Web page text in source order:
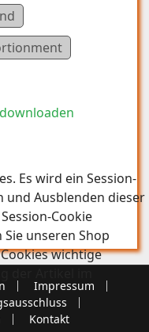
Impressum
Kontakt
Es wird ein Session-
und Ausblenden dieser
Cookie
unseren Shop
wichtige